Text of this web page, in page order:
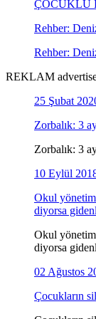
ÇOCUKLU
Rehber:
Rehber:
REKLAM
25 Şubat
Zorbalık: 3
Zorbalık: 3
10 Eylül
Okul
diyorsa
Okul
diyorsa
02 Ağustos
Çocukların